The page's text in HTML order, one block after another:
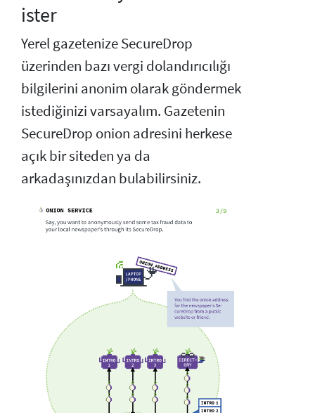
ister
Yerel gazetenize SecureDrop
üzerinden bazı vergi dolandırıcılığı
bilgilerini anonim olarak göndermek
istediğinizi varsayalım. Gazetenin
SecureDrop onion adresini herkese
açık bir siteden ya da
arkadaşınızdan bulabilirsiniz.